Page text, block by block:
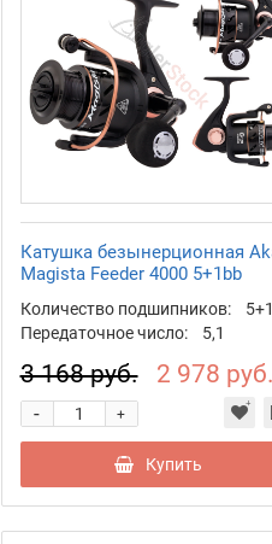
Катушка безынерционная
Magista Feeder 4000 5+1bb
Количество подшипников:
5+1
Передаточное число:
5,1
3 168 руб. 2 978 руб.
+
-
Купить